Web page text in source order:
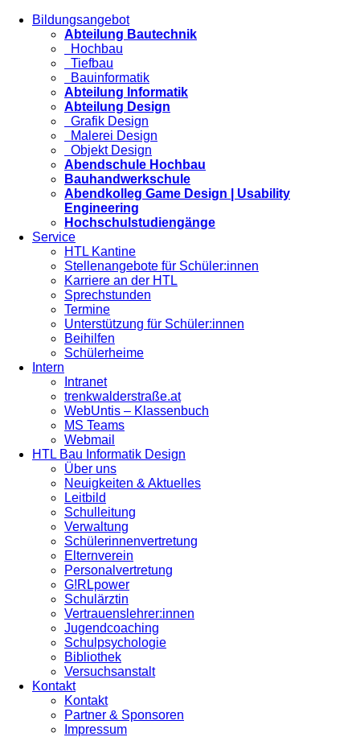
Bildungsangebot
Abteilung Bautechnik
Hochbau
Tiefbau
Bauinformatik
Abteilung Informatik
Abteilung Design
Grafik Design
Malerei Design
Objekt Design
Abendschule Hochbau
Bauhandwerkschule
Abendkolleg Game Design | Usability
Engineering
Hochschulstudiengänge
Service
HTL Kantine
Stellenangebote für Schüler:innen
Karriere an der HTL
Sprechstunden
Termine
Unterstützung für Schüler:innen
Beihilfen
Schülerheime
Intern
Intranet
trenkwalderstraße.at
WebUntis – Klassenbuch
MS Teams
Webmail
HTL Bau Informatik Design
Über uns
Neuigkeiten & Aktuelles
Leitbild
Schulleitung
Verwaltung
Schülerinnenvertretung
Elternverein
Personalvertretung
G!RLpower
Schulärztin
Vertrauenslehrer:innen
Jugendcoaching
Schulpsychologie
Bibliothek
Versuchsanstalt
Kontakt
Kontakt
Partner & Sponsoren
Impressum